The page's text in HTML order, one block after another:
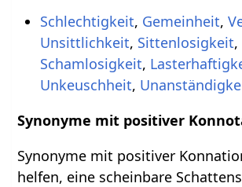
Schlechtigkeit, Gemeinheit,
Unsittlichkeit, Sittenlosigkeit,
Schamlosigkeit,
Unkeuschheit,
Synonyme mit positiver
Synonyme mit positiver
helfen, eine scheinbare